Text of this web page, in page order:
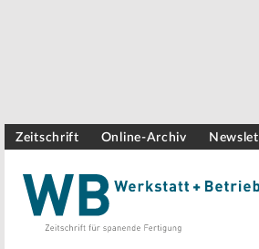
Zeitschrift Online-Archiv